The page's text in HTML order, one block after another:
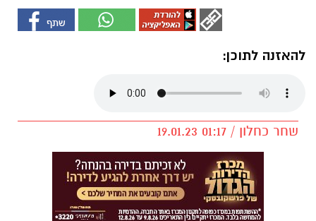
להאזנה לתוכן:
שחר כחלון / 01:17 19.01.23